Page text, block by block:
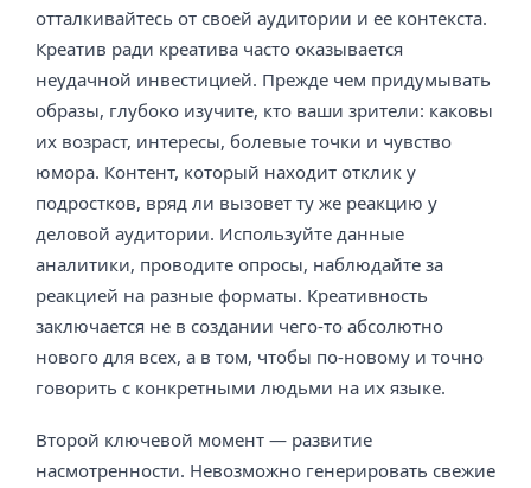
отталкивайтесь от своей аудитории и ее контекста.
Креатив ради креатива часто оказывается
неудачной инвестицией. Прежде чем придумывать
образы, глубоко изучите, кто ваши зрители: каковы
их возраст, интересы, болевые точки и чувство
юмора. Контент, который находит отклик у
подростков, вряд ли вызовет ту же реакцию у
деловой аудитории. Используйте данные
аналитики, проводите опросы, наблюдайте за
реакцией на разные форматы. Креативность
заключается не в создании чего-то абсолютно
нового для всех, а в том, чтобы по-новому и точно
говорить с конкретными людьми на их языке.
Второй ключевой момент — развитие
насмотренности. Невозможно генерировать свежие